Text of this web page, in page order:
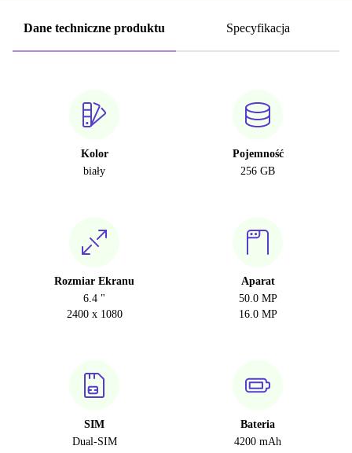
Dane techniczne produktu Specyfikacja
Kolor
biały
Pojemność
256 GB
Rozmiar Ekranu
6.4 "
2400 x 1080
Aparat
50.0 MP
16.0 MP
SIM
Dual-SIM
Bateria
4200 mAh